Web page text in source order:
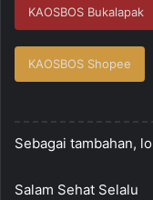
KAOSBOS Bukalapak
KAOSBOS Shopee
Sebagai tambahan,
Salam Sehat Selalu